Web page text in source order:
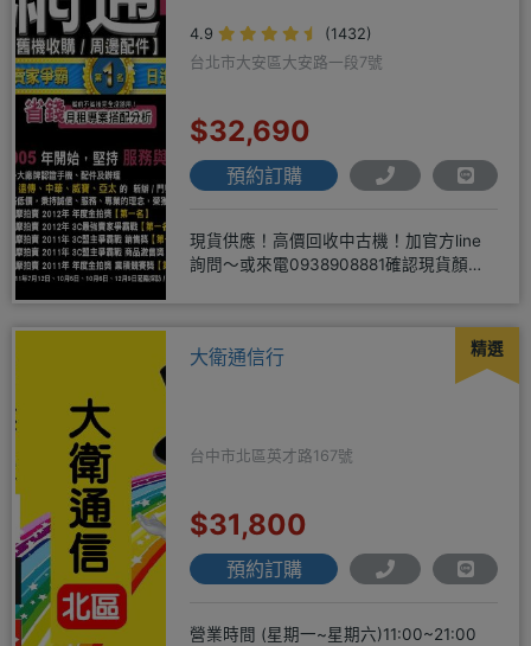
4.9
(1432)
台北市大安區大安路一段7號
$32,690
預約訂購
現貨供應！高價回收中古機！加官方line
詢問～或來電0938908881確認現貨顏色
精選
大衛通信行
台中市北區英才路167號
$31,800
預約訂購
營業時間 (星期一~星期六)11:00~21:00